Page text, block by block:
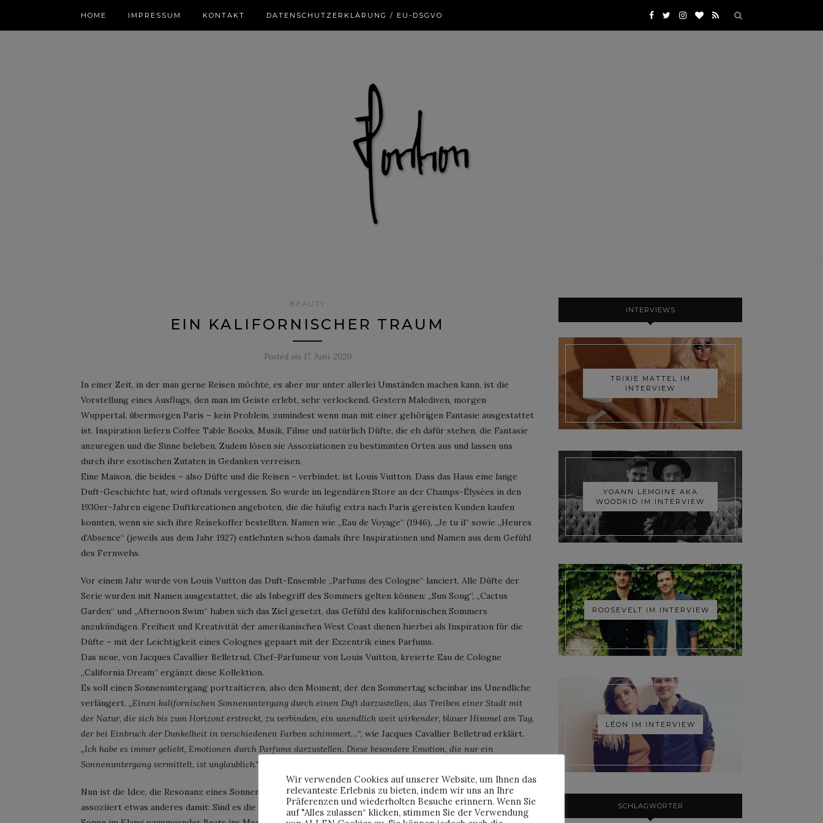
HOME IMPRESSUM KONTAKT DATENSCHUTZERKLÄRUNG / EU-DSGVO
BEAUTY
EIN KALIFORNISCHER TRAUM
Posted on 17. Juni 2020
In einer Zeit, in der man gerne Reisen möchte, es aber nur unter allerlei Umständen machen kann, ist die
Vorstellung eines Ausflugs, den man im Geiste erlebt, sehr verlockend. Gestern Malediven, morgen
Wuppertal, übermorgen Paris – kein Problem, zumindest wenn man mit einer gehörigen Fantasie ausgestattet
ist. Inspiration liefern Coffee Table Books, Musik, Filme und natürlich Düfte, die eh dafür stehen, die Fantasie
anzuregen und die Sinne beleben. Zudem lösen sie Assoziationen zu bestimmten Orten aus und lassen uns
durch ihre exotischen Zutaten in Gedanken verreisen.
Eine Maison, die beides – also Düfte und die Reisen – verbindet, ist Louis Vuitton. Dass das Haus eine lange
Duft-Geschichte hat, wird oftmals vergessen. So wurde im legendären Store an der Champs-Élysées in den
1930er-Jahren eigene Duftkreationen angeboten, die die häufig extra nach Paris gereisten Kunden kaufen
konnten, wenn sie sich ihre Reisekoffer bestellten. Namen wie „Eau de Voyage“ (1946), „Je tu il“ sowie „Heures
d’Absence“ (jeweils aus dem Jahr 1927) entlehnten schon damals ihre Inspirationen und Namen aus dem Gefühl
des Fernwehs.
Vor einem Jahr wurde von Louis Vuitton das Duft-Ensemble „Parfums des Cologne“ lanciert. Alle Düfte der
Serie wurden mit Namen ausgestattet, die als Inbegriff des Sommers gelten können: „Sun Song“, „Cactus
Garden“ und „Afternoon Swim“ haben sich das Ziel gesetzt, das Gefühl des kalifornischen Sommers
anzukündigen. Freiheit und Kreativität der amerikanischen West Coast dienen hierbei als Inspiration für die
Düfte – mit der Leichtigkeit eines Colognes gepaart mit der Exzentrik eines Parfums.
Das neue, von Jacques Cavallier Belletrud, Chef-Parfumeur von Louis Vuitton, kreierte Eau de Cologne
„California Dream“ ergänzt diese Kollektion.
Es soll einen Sonnenuntergang portraitieren, also den Moment, der den Sommertag scheinbar ins Unendliche
verlängert. „Einen kalifornischen Sonnenuntergang durch einen Duft darzustellen, das Treiben einer Stadt mit
der Natur, die sich bis zum Horizont erstreckt, zu verbinden, ein unendlich weit wirkender, blauer Himmel am Tag,
der bei Einbruch der Dunkelheit in verschiedenen Farben schimmert…“, wie Jacques Cavallier Belletrud erklärt.
„Ich habe es immer geliebt, Emotionen durch Parfums darzustellen. Diese besondere Emotion, die nur ein
Sonnenuntergang vermittelt, ist unglaublich.“
Nun ist die Idee, die Resonanz eines Sonnenuntergangs einzufangen, kein leichtes Unterfangen – jeder
assoziiert etwas anderes damit: Sind es die intimen Momente mit dem Partner oder die Augenblicke, wenn die
INTERVIEWS
TRIXIE MATTEL IM
INTERVIEW
YOANN LEMOINE AKA
WOODKID IM INTERVIEW
ROOSEVELT IM INTERVIEW
LÉON IM INTERVIEW
SCHLAGWÖRTER
Wir verwenden Cookies auf unserer Website, um Ihnen das
relevanteste Erlebnis zu bieten, indem wir uns an Ihre
Präferenzen und wiederholten Besuche erinnern. Wenn Sie
auf "Alles zulassen“ klicken, stimmen Sie der Verwendung